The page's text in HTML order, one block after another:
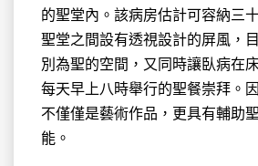
的聖堂內。該病房估計可容納三
聖堂之間設有透視設計的屏風，
別為聖的空間，又同時讓臥病在
每天早上八時舉行的聖餐崇拜。
不僅僅是藝術作品，更具有輔助
能。